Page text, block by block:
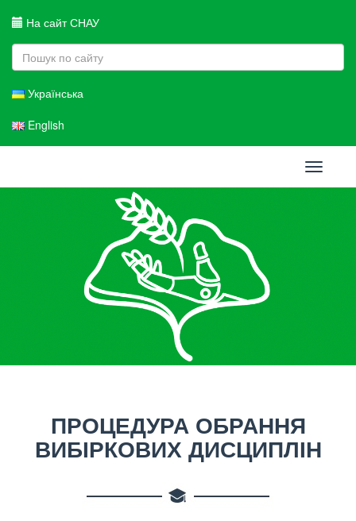
На сайт СНАУ
Українська
English
Toggle
ПРОЦЕДУРА ОБРАННЯ
ВИБІРКОВИХ ДИСЦИПЛІН